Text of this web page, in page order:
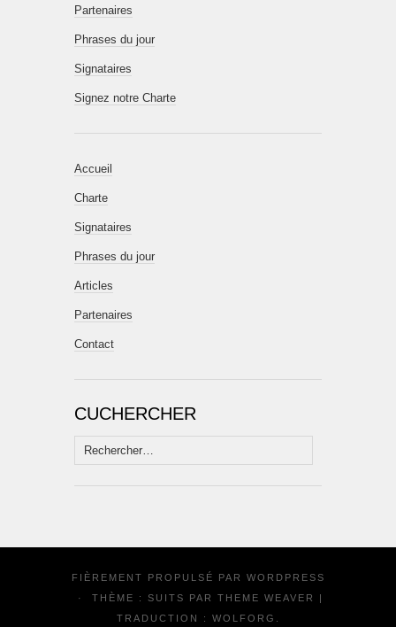
Partenaires
Phrases du jour
Signataires
Signez notre Charte
Accueil
Charte
Signataires
Phrases du jour
Articles
Partenaires
Contact
CUCHERCHER
Rechercher :
FIÈREMENT PROPULSÉ PAR WORDPRESS
·
THÈME : SUITS PAR THEME WEAVER
|
TRADUCTION : WOLFORG